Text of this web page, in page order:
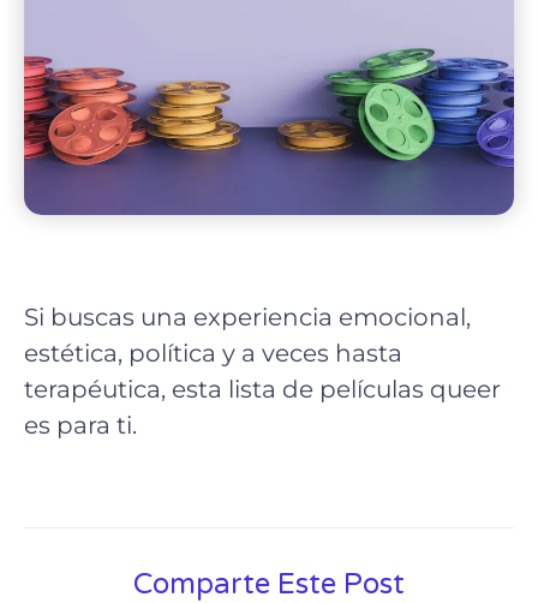
Si buscas una experiencia emocional,
estética, política y a veces hasta
terapéutica, esta lista de películas queer
es para ti.
Comparte Este Post